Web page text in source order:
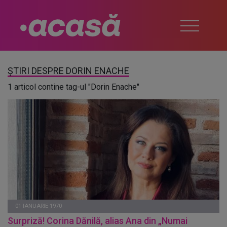
ȘTIRI DESPRE DORIN ENACHE
1 articol contine tag-ul "Dorin Enache"
01 IANUARIE 1970
Surpriză! Corina Dănilă, alias Ana din „Numai